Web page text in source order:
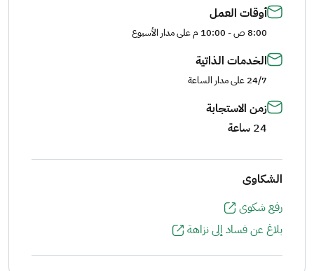
أوقات العمل
8:00 ص - 10:00 م على مدار الأسبوع
الخدمات الذاتية
24/7 على مدار الساعة
زمن الاستجابة
24 ساعة
الشكاوى
رفع شكوى
بلاغ عن فساد إلى نزاهة